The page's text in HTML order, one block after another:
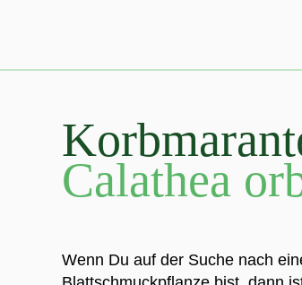
Calathea
Wenn Du auf der Suche nach